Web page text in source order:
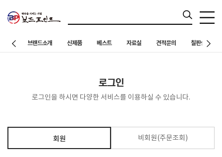
브랜드소개 신제품 베스트 자료실 견적문의 칠판설치 사례
로그인
로그인을 하시면 다양한 서비스를 이용하실 수 있습니다.
회원 비회원(주문조회)